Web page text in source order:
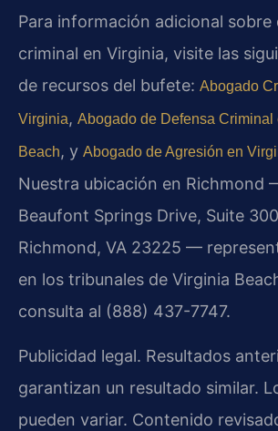
Para información adicional sobre
criminal en Virginia, visite las
de recursos del bufete: Abogado
Virginia, Abogado de Defensa Criminal
Beach, y Abogado de Agresión en
Nuestra ubicación en Richmond
Beaufont Springs Drive, Suite
Richmond, VA 23225 —
en los tribunales de Virginia
consulta al (888) 437-7747.
Publicidad legal. Resultados
garantizan un resultado similar.
pueden variar. Contenido